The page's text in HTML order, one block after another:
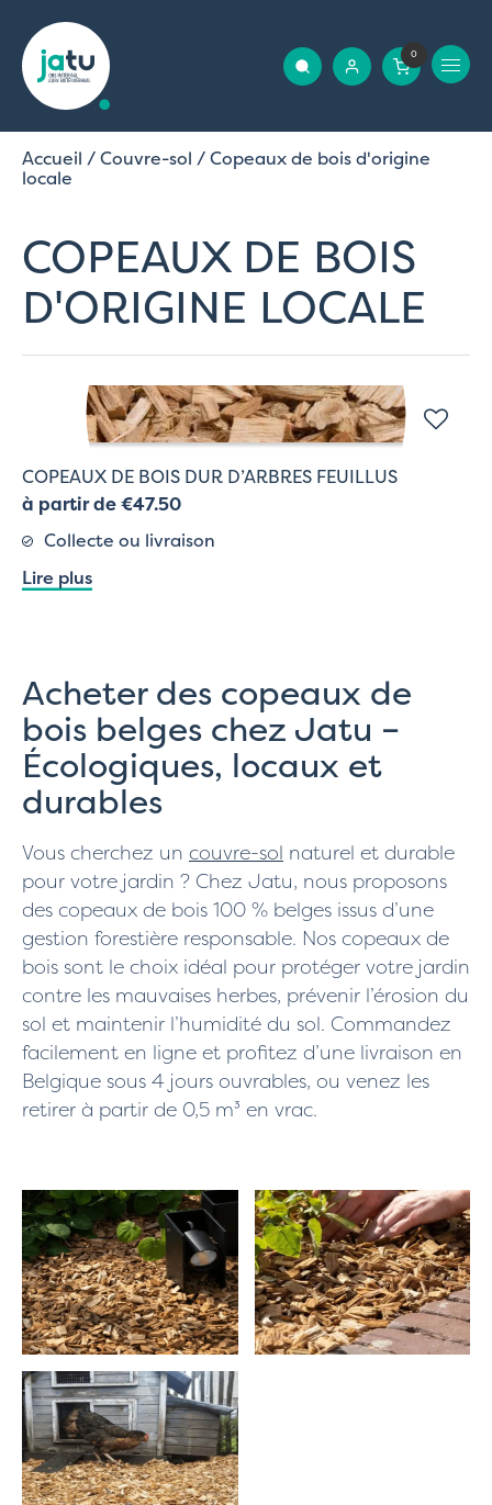
0
Accueil /Couvre-sol / Copeaux de bois d'origine
locale
COPEAUX DE BOIS
D'ORIGINE LOCALE
COPEAUX DE BOIS DUR D’ARBRES FEUILLUS
à partir de €47.50
Collecte ou livraison
Lire plus
Acheter des copeaux de
bois belges chez Jatu –
Écologiques, locaux et
durables
Vous cherchez un couvre-sol naturel et durable
pour votre jardin ? Chez Jatu, nous proposons
des copeaux de bois 100 % belges issus d’une
gestion forestière responsable. Nos copeaux de
bois sont le choix idéal pour protéger votre jardin
contre les mauvaises herbes, prévenir l’érosion du
sol et maintenir l’humidité du sol. Commandez
facilement en ligne et profitez d’une livraison en
Belgique sous 4 jours ouvrables, ou venez les
retirer à partir de 0,5 m³ en vrac.